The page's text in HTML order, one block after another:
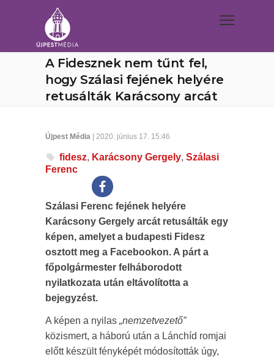
A Fidesznek nem tűnt fel,
hogy Szálasi fejének helyére
retusálták Karácsony arcát
Újpest Média | 2020. június 17. 15:46
fidesz, Karácsony Gergely, Szálasi
Ferenc
Szálasi Ferenc fejének helyére
Karácsony Gergely arcát retusálták egy
képen, amelyet a budapesti Fidesz
osztott meg a Facebookon. A párt a
főpolgármester felháborodott
nyilatkozata után eltávolította a
bejegyzést.
A képen a nyilas „nemzetvezető”
közismert, a háború után a Lánchíd romjai
előtt készült fényképét módosították úgy,